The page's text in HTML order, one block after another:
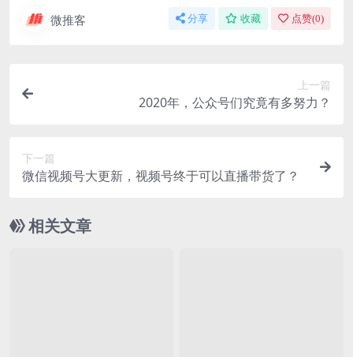
微推客 分享 收藏 点赞(0)
上一篇
2020年，公众号们究竟有多努力？
下一篇
微信视频号大更新，视频号终于可以直播带货了？
相关文章